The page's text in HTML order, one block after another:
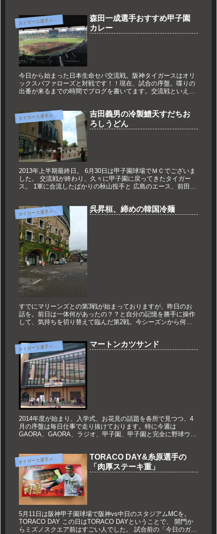
タ
イガース選手メニュー
森田一成選手おすすめ甲子園
カレー
今日から始まった日本生命セパ交流戦。阪神タイガースはオリ
ックスバファローズと対戦です！！現在、試合の序盤。喋りの
出番が来るまでの時間でブログを書いてます。交流戦といえば
タ
イガース選手メニュー
吉田義男の冷製鱧天すだちお
ろしうどん
2013年上半期最終日。 6月30日は甲子園球場でＭＣでございま
した。 交流戦が終わり、久々に甲子園に戻ってきたタイガー
ス。 1軍に合流したばかりの秋山投手と 広島のエース、前田健
タ
イガース選手メニュー 呉昇桓、締めの韓国冷麺
すでにマリーンズとの第3戦が始まっておりますが、昨日のお
話を。前日は一体何があったの？？と自分の記憶を勝手に操作
して、気持ちを切り替えて臨んだ第2戦。今シーズンから何度
タ
イガース選手メニュー マートンカツサンド
2014年度が始まり、入学式、お花見の話題を各所で見つつ、4
月の序盤は毎日仕事で走り抜けております。特に今週は
GAORA、GAORA、ラジオ、甲子園、甲子園と完全に野球ウィ
タ
イガース選手メニュー
TORACO DAY&糸原選手の
「肉厚ステーキ重」
5月11日は阪神甲子園球場で阪神vs中日のスタジアムMCを。
TORACO DAY この日はTORACO DAYということで、 開門か
らミズノスクエア前はすごい人でした。 試合前の「今日のガオ